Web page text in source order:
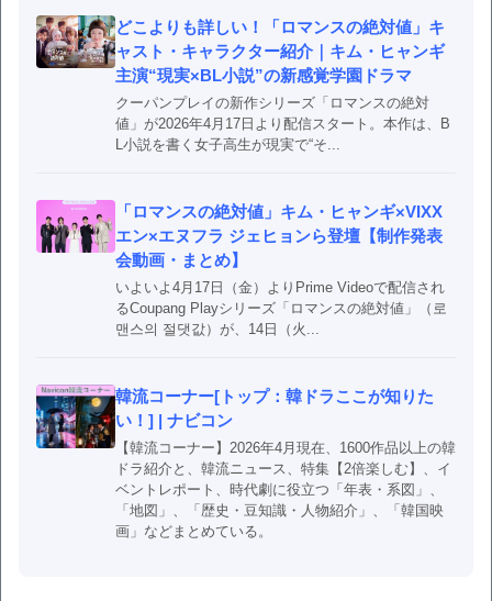
どこよりも詳しい！「ロマンスの絶対値」キ
ャスト・キャラクター紹介｜キム・ヒャンギ
主演“現実×BL小説”の新感覚学園ドラマ
クーパンプレイの新作シリーズ「ロマンスの絶対
値」が2026年4月17日より配信スタート。本作は、B
L小説を書く女子高生が現実で“そ...
「ロマンスの絶対値」キム・ヒャンギ×VIXX
エン×エヌフラ ジェヒョンら登壇【制作発表
会動画・まとめ】
いよいよ4月17日（金）よりPrime Videoで配信され
るCoupang Playシリーズ「ロマンスの絶対値」（로
맨스의 절댓값）が、14日（火...
韓流コーナー[トップ：韓ドラここが知りた
い！] | ナビコン
【韓流コーナー】2026年4月現在、1600作品以上の韓
ドラ紹介と、韓流ニュース、特集【2倍楽しむ】、イ
ベントレポート、時代劇に役立つ「年表・系図」、
「地図」、「歴史・豆知識・人物紹介」、「韓国映
画」などまとめている。